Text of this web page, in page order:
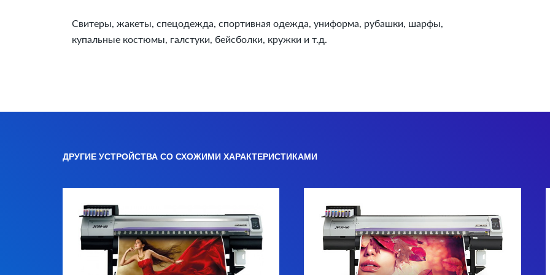
Свитеры, жакеты, спецодежда, спортивная одежда, униформа, рубашки, шарфы,
купальные костюмы, галстуки, бейсболки, кружки и т.д.
ДРУГИЕ УСТРОЙСТВА СО СХОЖИМИ ХАРАКТЕРИСТИКАМИ